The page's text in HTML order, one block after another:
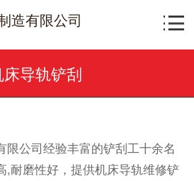
导轨铲刮
限公司经验丰富的铲刮工十余名
,耐磨性好，提供机床导轨维修铲